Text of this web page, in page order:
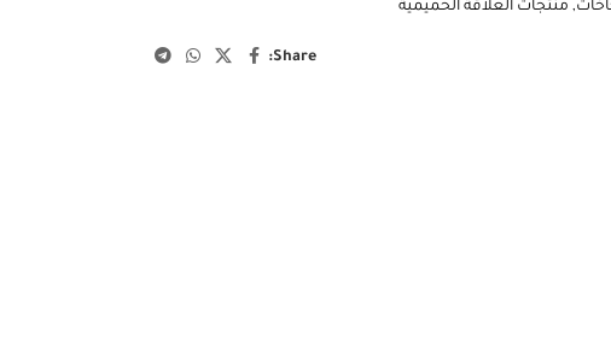
, منتجات العلاقة الحميمية
Share: